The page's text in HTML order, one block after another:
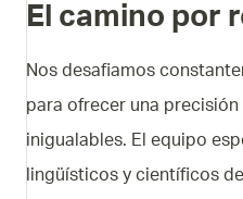
El camino por
Nos desafiamos
para ofrecer una
inigualables. El equipo
lingüísticos y científicos